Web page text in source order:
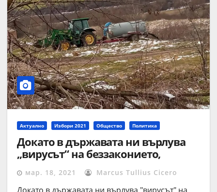
Актуално Избори 2021 Общество Политика
Докато в държавата ни върлува
„вирусът“ на беззаконието,
всички останали болести са
придружаващи заболявания.
мар. 18, 2021 Marcus Tullius Cicero
Докато в държавата ни върлува "вирусът" на